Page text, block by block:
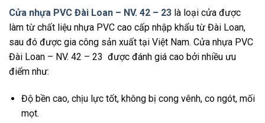
Cửa nhựa PVC Đài Loan – NV. 42 – 23 là loại cửa được
làm từ chất liệu nhựa PVC cao cấp nhập khẩu từ Đài Loan,
sau đó được gia công sản xuất tại Việt Nam. Cửa nhựa PVC
Đài Loan – NV. 42 – 23 được đánh giá cao bởi nhiều ưu
điểm như:
Độ bền cao, chịu lực tốt, không bị cong vênh, co ngót, mối
mọt.